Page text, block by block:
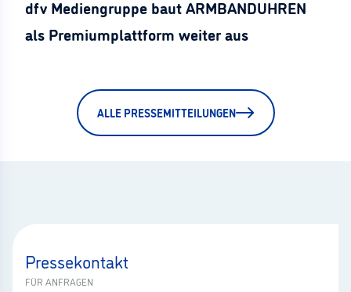
dfv Mediengruppe baut ARMBANDUHREN
als Premiumplattform weiter aus
ALLE PRESSEMITTEILUNGEN
Pressekontakt
FÜR ANFRAGEN